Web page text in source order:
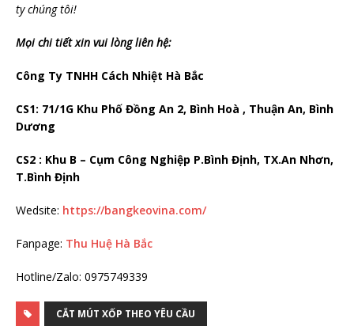
ty chúng tôi!
Mọi chi tiết xin vui lòng liên hệ:
Công Ty TNHH Cách Nhiệt Hà Bắc
CS1: 71/1G Khu Phố Đồng An 2, Bình Hoà , Thuận An, Bình
Dương
CS2 : Khu B – Cụm Công Nghiệp P.Bình Định, TX.An Nhơn,
T.Bình Định
Wedsite: https://bangkeovina.com/
Fanpage: Thu Huệ Hà Bắc
Hotline/Zalo: 0975749339
CẮT MÚT XỐP THEO YÊU CẦU